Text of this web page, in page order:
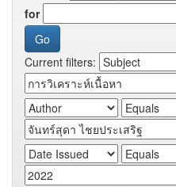
for
Current filters: